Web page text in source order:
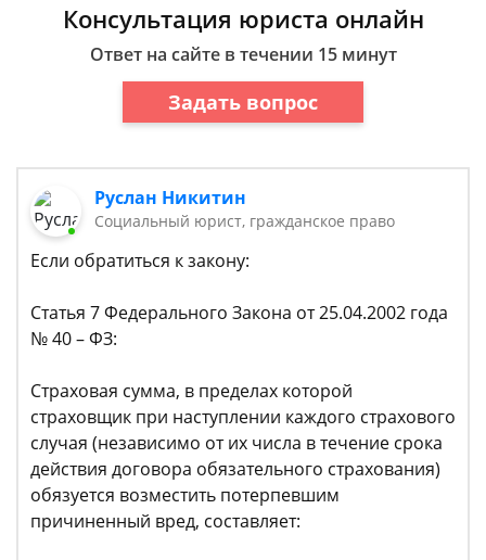
Консультация юриста онлайн
Ответ на сайте в течении 15 минут
Задать вопрос
Руслан Никитин
Социальный юрист, гражданское право
Если обратиться к закону:
Статья 7 Федерального Закона от 25.04.2002 года
№ 40 – ФЗ:
Страховая сумма, в пределах которой
страховщик при наступлении каждого страхового
случая (независимо от их числа в течение срока
действия договора обязательного страхования)
обязуется возместить потерпевшим
причиненный вред, составляет: